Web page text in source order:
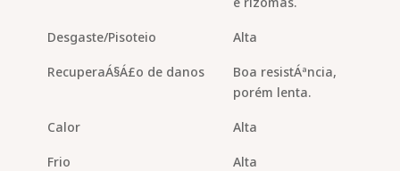
Desgaste/Pisoteio Alta
RecuperaÁ§Á£o de danos
Boa resistÁªncia,
porém lenta.
Calor Alta
Frio Alta